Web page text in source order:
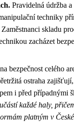
Pravidelná údržba
techniky
skladu
zacházet
bezpečnost celého
ostraha
i před případnými
každé haly,
platným v